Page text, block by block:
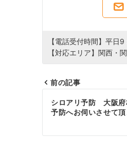
【電話受付時間】平
【対応エリア】関西・
投
稿
ナ
前の記事
シロアリ予防 大阪府
予防へお伺いさせて頂